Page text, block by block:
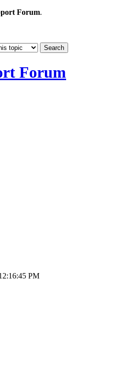
Forum.
Forum
PM